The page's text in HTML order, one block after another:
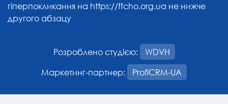
гіперпокликання на https://ffcho.org.ua не нижче
другого абзацу
Розроблено студією:
WDVH
Маркетинг-партнер:
ProfiCRM-UA